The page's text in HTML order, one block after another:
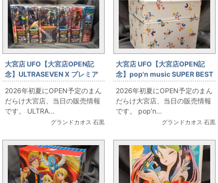
大宮店 UFO【大宮店OPEN記
念】ULTRASEVEN X プレミア
ムエディション 全6巻セット お
出しします!!
2026年初夏にOPEN予定のまん
だらけ大宮店、当日の販売情報
です。 ULTRA...
グランドカオス 石黒
大宮店 UFO【大宮店OPEN記
念】pop'n music SUPER BEST
BOX お出しします!!
2026年初夏にOPEN予定のまん
だらけ大宮店、当日の販売情報
です。 pop'n...
グランドカオス 石黒